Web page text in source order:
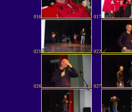
016 017
021 022
026 027